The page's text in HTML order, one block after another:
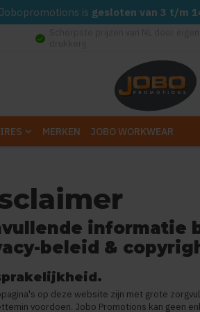
is gesloten van 3 t/m
check_circle
MERKEN JOBO WORKWEAR
informatie
beleid &
op deze website zijn met grote
voordoen. Jobo Promotions kan geen